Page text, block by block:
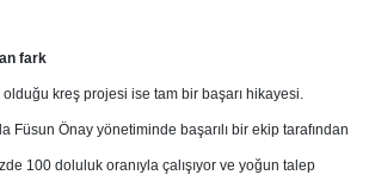
fark
olduğu kreş projesi ise tam bir başarı hikayesi.
Füsun Önay yönetiminde başarılı bir ekip tarafından
100 doluluk oranıyla çalışıyor ve yoğun talep